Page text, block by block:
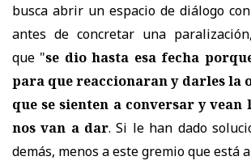
busca abrir un espacio de diálogo
antes de concretar una
que "se dio hasta esa fecha
para que reaccionaran y darles la
que se sienten a conversar y vean
nos van a dar. Si le han dado
demás, menos a este gremio que está